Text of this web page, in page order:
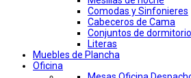
Comodas y Sinfonieres
Cabeceros de Cama
Conjuntos de dormitorio
Literas
Muebles de Plancha
Oficina